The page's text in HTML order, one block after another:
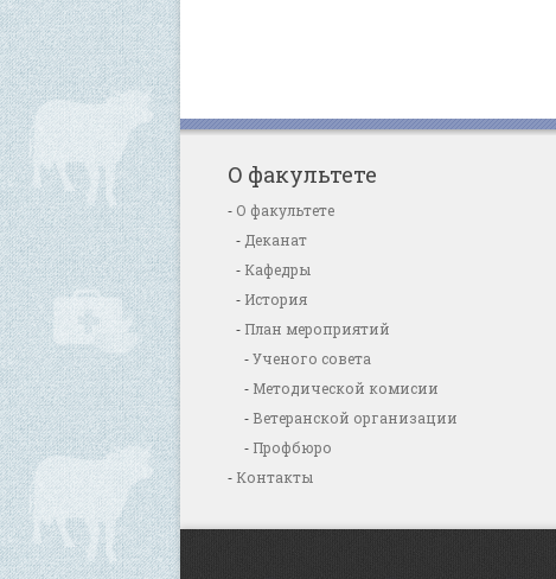
О факультете
О факультете
Деканат
Кафедры
История
План мероприятий
Ученого совета
Методической комисии
Ветеранской организации
Профбюро
Контакты